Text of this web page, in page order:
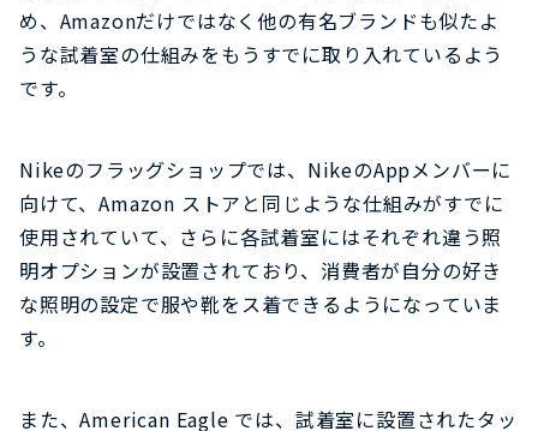
め、Amazonだけではなく他の有名ブランドも似たよ
うな試着室の仕組みをもうすでに取り入れているよう
です。
Nikeのフラッグショップでは、NikeのAppメンバーに
向けて、Amazon ストアと同じような仕組みがすでに
使用されていて、さらに各試着室にはそれぞれ違う照
明オプションが設置されており、消費者が自分の好き
な照明の設定で服や靴をス着できるようになっていま
す。
また、American Eagle では、試着室に設置されたタッ